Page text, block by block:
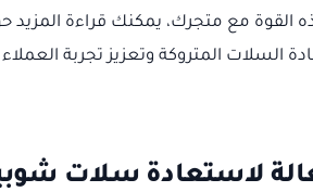
القوة مع متجرك، يمكنك قراءة المزيد
السلات المتروكة وتعزيز تجربة
لاستعادة سلات